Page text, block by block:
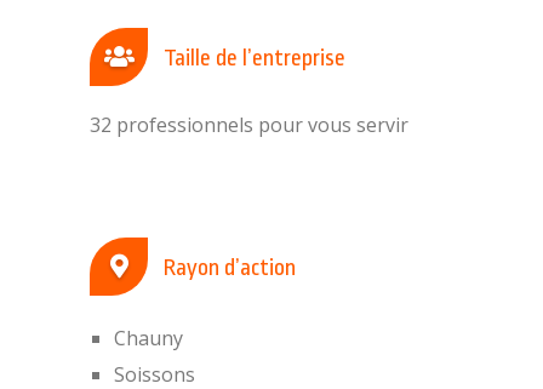
Taille de l’entreprise
32 professionnels pour vous servir
Rayon d’action
Chauny
Soissons